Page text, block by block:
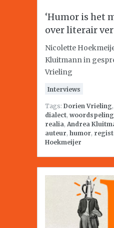
‘Humor is het
over literair
Nicolette
Kluitmann in
Vrieling
Interviews
Tags: Dorien Vrieling,
dialect,
realia, Andrea
auteur, humor,
Hoekmeijer